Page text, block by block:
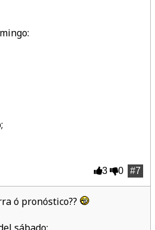
#7
3 0
ó pronóstico??